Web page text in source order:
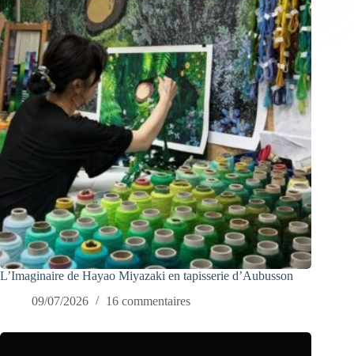
L’Imaginaire de Hayao Miyazaki en tapisserie d’Aubusson
09/07/2026
16 commentaires